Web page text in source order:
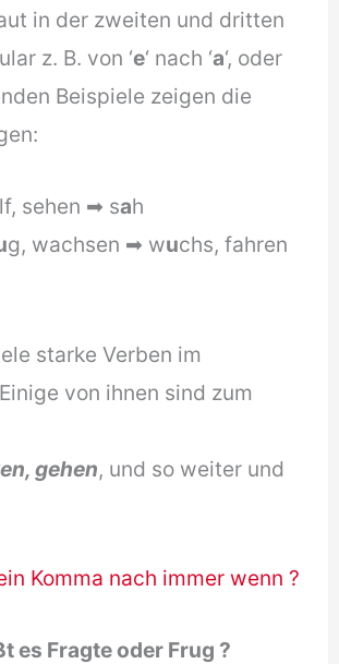
in der zweiten und dritten
z. B. von ‘e‘ nach ‘a‘, oder
Beispiele zeigen die
lf, sehen ➡ sah
g, wachsen ➡ wuchs, fahren
starke Verben im
von ihnen sind zum
gehen, und so weiter und
Komma nach immer wenn ?
es Fragte oder Frug ?